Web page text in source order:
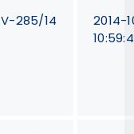
V-285/14
2014-